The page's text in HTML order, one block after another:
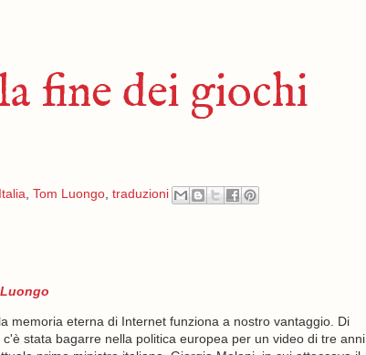
fine dei giochi
Italia, Tom Luongo, traduzioni
memoria eterna di Internet funziona a nostro vantaggio. Di
c'è stata bagarre nella politica europea per un video di tre anni